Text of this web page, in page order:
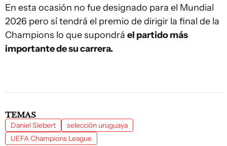
En esta ocasión no fue designado para el Mundial
2026 pero sí tendrá el premio de dirigir la final de la
Champions lo que supondrá el partido más
importante de su carrera.
TEMAS
Daniel Siebert
selección uruguaya
UEFA Champions League